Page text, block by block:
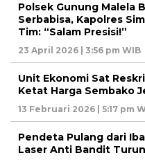
Polsek Gunung Malela
Serbabisa, Kapolres
Tim: “Salam Presisi!”
23 April 2026 | 3:56 pm WIB
Unit Ekonomi Sat
Ketat Harga Sembako
13 Februari 2026 | 5:17 pm
Pendeta Pulang dari
Laser Anti Bandit